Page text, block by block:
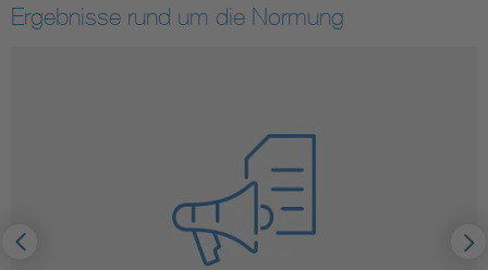
Ergebnisse rund um die Normung